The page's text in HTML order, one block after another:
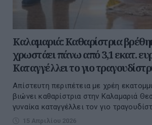
Καλαμαριά: Καθαρίστρια
χρωστάει πάνω από 3,1 εκατ.
Καταγγέλλει το γιο
Απίστευτη περιπέτεια με χρέη
βιώνει καθαρίστρια στην Καλαμαριά
γυναίκα καταγγέλλει τον γιο
15 Απριλίου 2026